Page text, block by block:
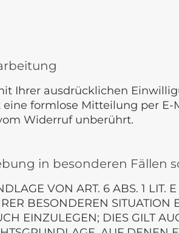
Ihrer ausdrücklichen
formlose Mitteilung per
Widerruf unberührt.
in besonderen Fällen
VON ART. 6 ABS. 1 LIT.
BESONDEREN
EINZULEGEN; DIES GILT